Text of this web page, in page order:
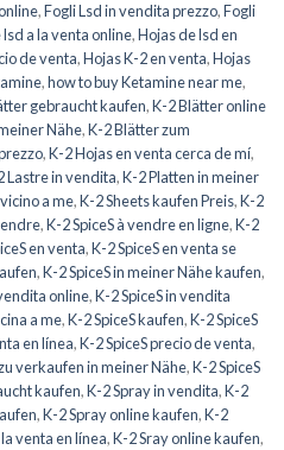
,Fogli Lsd in vendita prezzo,Fogli
a la venta online,Hojas de lsd en
de venta,Hojas K-2 en venta,Hojas
,how to buy Ketamine near me,
gebraucht kaufen,K-2 Blätter online
Nähe,K-2 Blätter zum
,K-2 Hojas en venta cerca de mí,
Lastre in vendita,K-2 Platten in meiner
a me,K-2 Sheets kaufen Preis,K-2
,K-2 SpiceS à vendre en ligne,K-2
en venta,K-2 SpiceS en venta se
,K-2 SpiceS in meiner Nähe kaufen,
online,K-2 SpiceS in vendita
a me,K-2 SpiceS kaufen,K-2 SpiceS
en línea,K-2 SpiceS precio de venta,
verkaufen in meiner Nähe,K-2 SpiceS
kaufen,K-2 Spray in vendita,K-2
,K-2 Spray online kaufen,K-2
venta en línea,K-2 Sray online kaufen,